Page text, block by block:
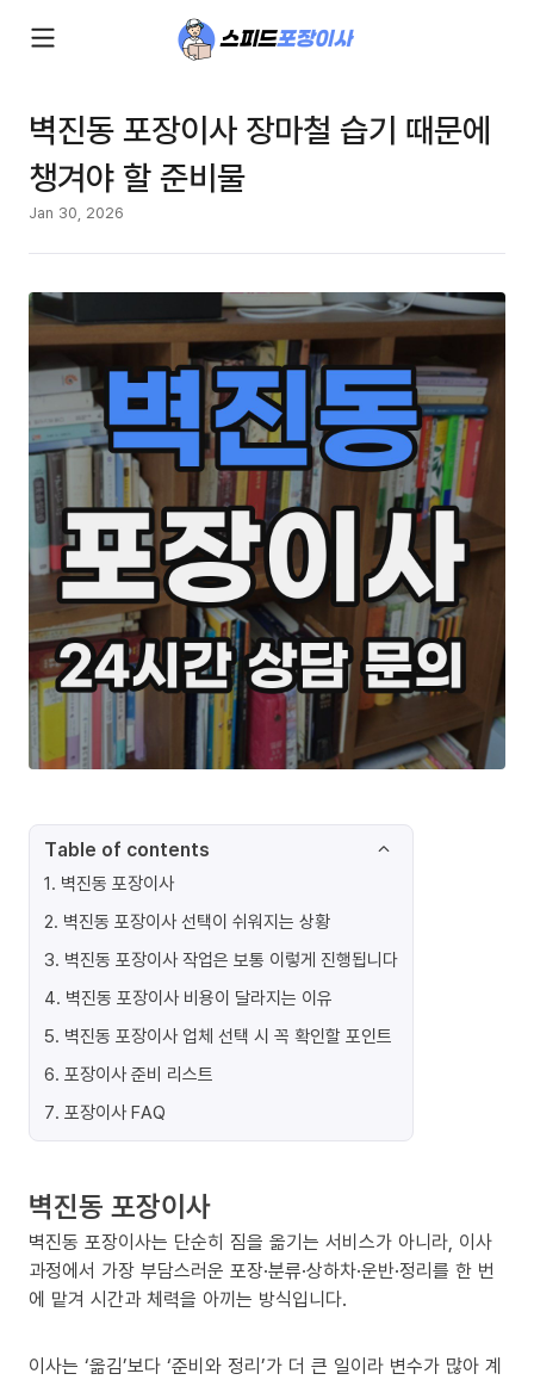
벽진동 포장이사 장마철 습기 때문에
챙겨야 할 준비물
Jan 30, 2026
Table of contents
1. 벽진동 포장이사
2. 벽진동 포장이사 선택이 쉬워지는 상황
3. 벽진동 포장이사 작업은 보통 이렇게 진행됩니다
4. 벽진동 포장이사 비용이 달라지는 이유
5. 벽진동 포장이사 업체 선택 시 꼭 확인할 포인트
6. 포장이사 준비 리스트
7. 포장이사 FAQ
벽진동 포장이사
벽진동 포장이사는 단순히 짐을 옮기는 서비스가 아니라, 이사
과정에서 가장 부담스러운 포장·분류·상하차·운반·정리를 한 번
에 맡겨 시간과 체력을 아끼는 방식입니다.
이사는 ‘옮김’보다 ‘준비와 정리’가 더 큰 일이라 변수가 많아 계